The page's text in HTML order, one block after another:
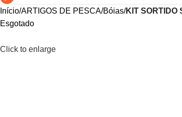
Início ARTIGOS DE PESCA Bóias KIT SORTIDO
Esgotado
Click to enlarge